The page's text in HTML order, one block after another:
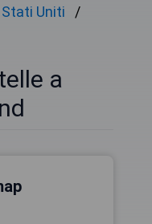
Stati Uniti
a